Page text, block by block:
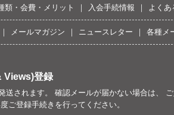
類・会費・メリット 入会手続情報 よくあ
メールマガジン ニュースレター 各種メ
Views)登録
送されます。 確認メールが届かない場合は、
ご登録手続きを行ってください。